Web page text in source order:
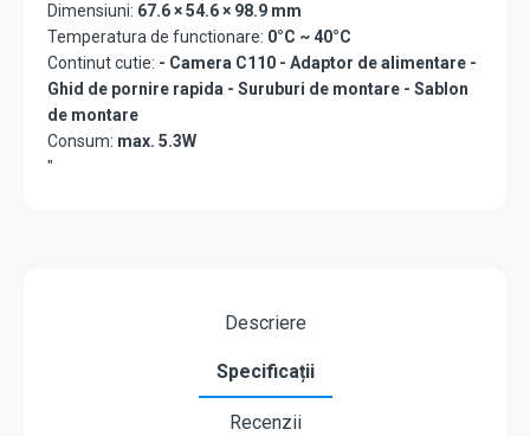
Dimensiuni: 67.6 × 54.6 × 98.9 mm
Temperatura de functionare: 0°C ~ 40°C
Continut cutie: - Camera C110 - Adaptor de alimentare -
Ghid de pornire rapida - Suruburi de montare - Sablon
de montare
Consum: max. 5.3W
"
Descriere
Specificații
Recenzii